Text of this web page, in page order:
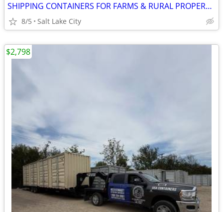
SHIPPING CONTAINERS FOR FARMS & RURAL PROPERTIES 385-534-4945
8/5 Salt Lake City
$2,798